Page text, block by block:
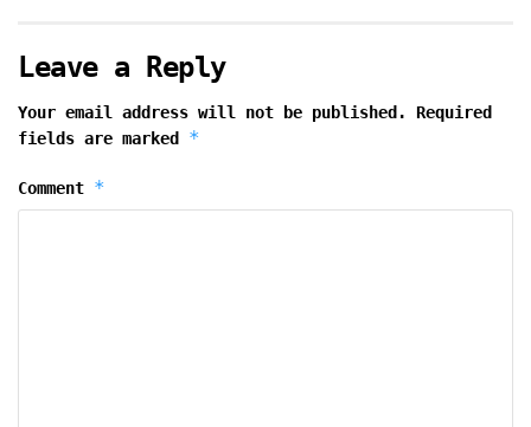
Leave a Reply
Your email address will not be published.
Required
fields are marked *
Comment *